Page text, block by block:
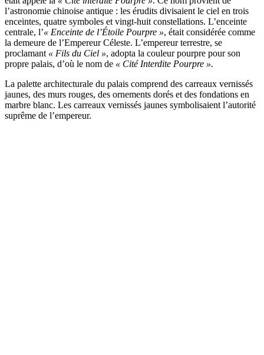
l’astronomie chinoise antique : les érudits divisaient le ciel en trois
enceintes, quatre symboles et vingt-huit constellations. L’enceinte
centrale, l’« Enceinte de l’Étoile Pourpre », était considérée comme
la demeure de l’Empereur Céleste. L’empereur terrestre, se
proclamant « Fils du Ciel », adopta la couleur pourpre pour son
propre palais, d’où le nom de « Cité Interdite Pourpre ».
La palette architecturale du palais comprend des carreaux vernissés
jaunes, des murs rouges, des ornements dorés et des fondations en
marbre blanc. Les carreaux vernissés jaunes symbolisaient l’autorité
suprême de l’empereur.